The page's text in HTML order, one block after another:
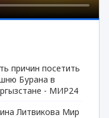
причин посетить
Бурана в
- МИР24
Литвикова Мир